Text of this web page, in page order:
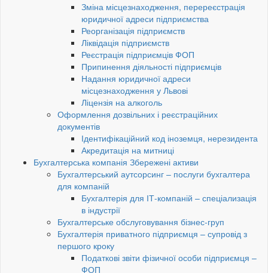
Зміна місцезнаходження, перереєстрація
юридичної адреси підприємства
Реорганізація підприємств
Ліквідація підприємств
Реєстрація підприємців ФОП
Припинення діяльності підприємців
Надання юридичної адреси
місцезнаходження у Львові
Ліцензія на алкоголь
Оформлення дозвільних і реєстраційних
документів
Ідентифікаційний код іноземця, нерезидента
Акредитація на митниці
Бухгалтерська компанія Збережені активи
Бухгалтерський аутсорсинг – послуги бухгалтера
для компаній
Бухгалтерія для ІТ-компаній – спеціализація
в індустрії
Бухгалтерське обслуговування бізнес-груп
Бухгалтерія приватного підприємця – супровід з
першого кроку
Податкові звіти фізичної особи підприємця –
ФОП